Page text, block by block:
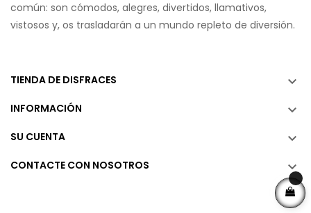
común: son cómodos, alegres, divertidos, llamativos,
vistosos y, os trasladarán a un mundo repleto de diversión.
TIENDA DE DISFRACES 
INFORMACIÓN 
SU CUENTA 
CONTACTE CON NOSOTROS 